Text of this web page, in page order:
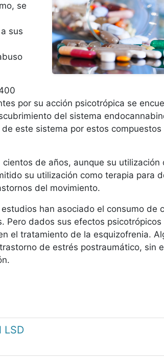
se
sus
por su acción psicotrópica se
del sistema
este sistema por estos
de años, aunque su
su utilización como terapia para
del movimiento.
han asociado el consumo de
Pero dados sus efectos
el tratamiento de la esquizofrenia.
de estrés postraumático, sin
LSD